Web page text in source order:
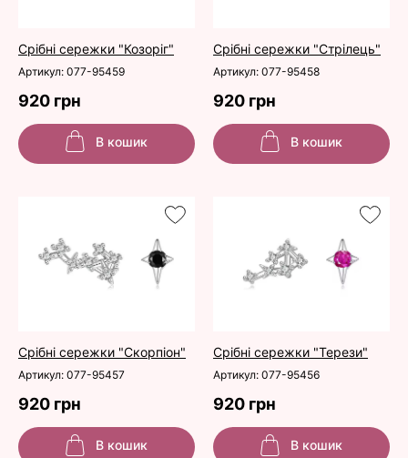
Срібні сережки "Козоріг" Срібні сережки "Стрілець"
Артикул: 077-95459 Артикул: 077-95458
920 грн 920 грн
В кошик В кошик
Срібні сережки "Скорпіон" Срібні сережки "Терези"
Артикул: 077-95457 Артикул: 077-95456
920 грн 920 грн
В кошик В кошик